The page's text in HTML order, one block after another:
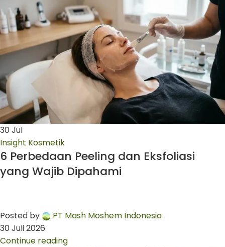
30Jul
Insight Kosmetik
6 Perbedaan Peeling dan Eksfoliasi
yang Wajib Dipahami
Posted by
PT Mash Moshem Indonesia
30 Juli 2026
Continue reading